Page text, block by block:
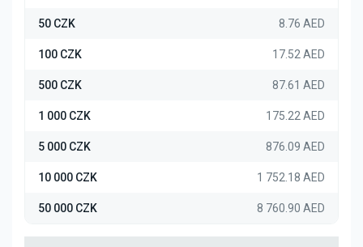
50 CZK 8.76 AED
100 CZK 17.52 AED
500 CZK 87.61 AED
1 000 CZK 175.22 AED
5 000 CZK 876.09 AED
10 000 CZK 1 752.18 AED
50 000 CZK 8 760.90 AED